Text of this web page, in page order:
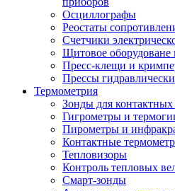
Осциллографы
Реостаты
Счетчики
Щитовое
Пресс-клещи и
Прессы
Термометрия
Зонды для контактных
Гигрометры и
Пирометры и
Контактные
Тепловизоры
Контроль тепловых
Смарт-зонды